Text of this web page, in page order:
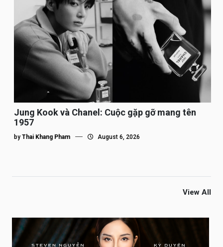
Jung Kook và Chanel: Cuộc gặp gỡ mang tên
1957
by Thai Khang Pham August 6, 2026
View All